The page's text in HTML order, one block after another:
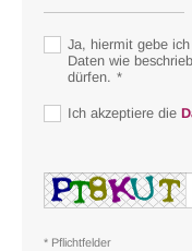
Ja, hiermit gebe
Daten wie
dürfen.
Ich akzeptiere die
* Pflichtfelder